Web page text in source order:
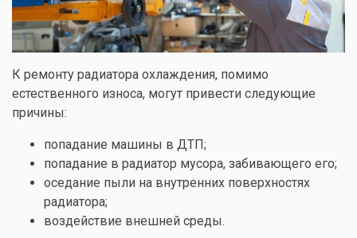
К ремонту радиатора охлаждения, помимо
естественного износа, могут привести следующие
причины:
попадание машины в ДТП;
попадание в радиатор мусора, забивающего его;
оседание пыли на внутренних поверхностях
радиатора;
воздействие внешней среды.